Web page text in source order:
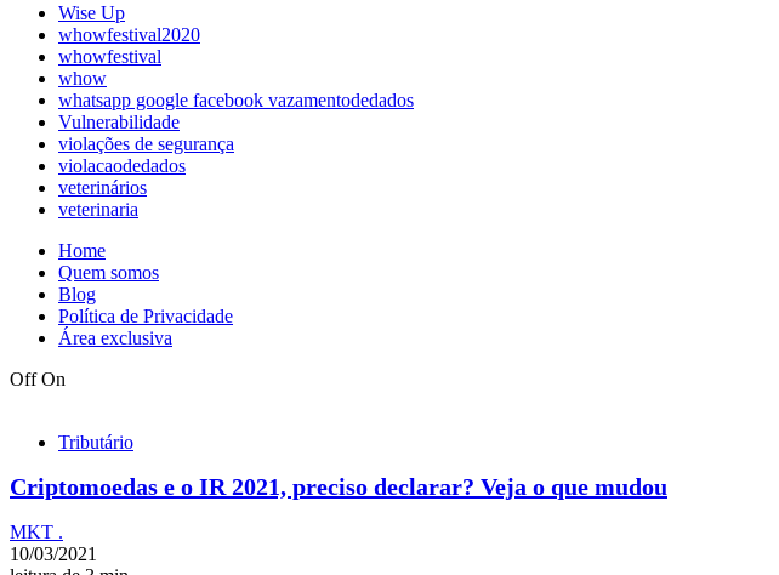
Wise Up
whowfestival2020
whowfestival
whow
whatsapp google facebook vazamentodedados
Vulnerabilidade
violações de segurança
violacaodedados
veterinários
veterinaria
Home
Quem somos
Blog
Política de Privacidade
Área exclusiva
Off On
Tributário
Criptomoedas e o IR 2021, preciso declarar? Veja o que mudou
MKT .
10/03/2021